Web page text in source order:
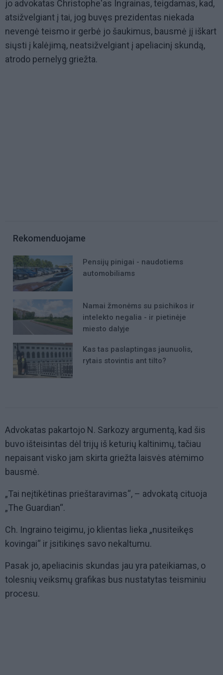
jo advokatas Christophe'as Ingrainas, teigdamas, kad,
atsižvelgiant į tai, jog buvęs prezidentas niekada
nevengė teismo ir gerbė jo šaukimus, bausmė jį iškart
siųsti į kalėjimą, neatsižvelgiant į apeliacinį skundą,
atrodo pernelyg griežta.
Rekomenduojame
Pensijų pinigai - naudotiems
automobiliams
Namai žmonėms su psichikos ir
intelekto negalia - ir pietinėje
miesto dalyje
Kas tas paslaptingas jaunuolis,
rytais stovintis ant tilto?
Advokatas pakartojo N. Sarkozy argumentą, kad šis
buvo išteisintas dėl trijų iš keturių kaltinimų, tačiau
nepaisant visko jam skirta griežta laisvės atėmimo
bausmė.
„Tai neįtikėtinas prieštaravimas“, – advokatą cituoja
„The Guardian“.
Ch. Ingraino teigimu, jo klientas lieka „nusiteikęs
kovingai“ ir įsitikinęs savo nekaltumu.
Pasak jo, apeliacinis skundas jau yra pateikiamas, o
tolesnių veiksmų grafikas bus nustatytas teisminiu
procesu.